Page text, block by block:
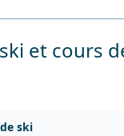
et cours
ski